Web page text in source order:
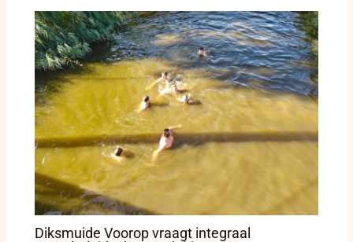
Diksmuide Voorop vraagt integraal